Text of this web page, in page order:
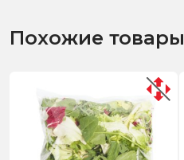
Похожие товары